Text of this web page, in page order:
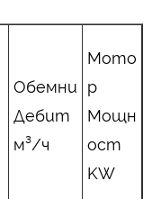
Обемни
Дебит
м³/ч
Мото
р
Мощн
ост
KW